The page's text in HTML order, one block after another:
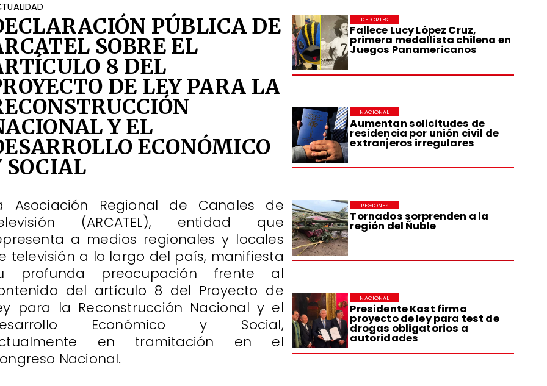
Fallece Lucy López Cruz,
primera medallista chilena en
Juegos Panamericanos
DEPORTES
Aumentan solicitudes de
residencia por unión civil de
extranjeros irregulares
NACIONAL
Tornados sorprenden a la
región del Ñuble
REGIONES
Presidente Kast firma
proyecto de ley para test de
drogas obligatorios a
autoridades
NACIONAL
PÚBLICA DE
SOBRE EL
8 DEL
DE LEY PARA LA
Y EL
ECONÓMICO
SOCIAL
Asociación Regional de Canales de
(ARCATEL), entidad que
a medios regionales y locales
televisión a lo largo del país, manifiesta
profunda preocupación frente al
del artículo 8 del Proyecto de
para la Reconstrucción Nacional y el
Económico y Social,
en tramitación en el
Nacional.